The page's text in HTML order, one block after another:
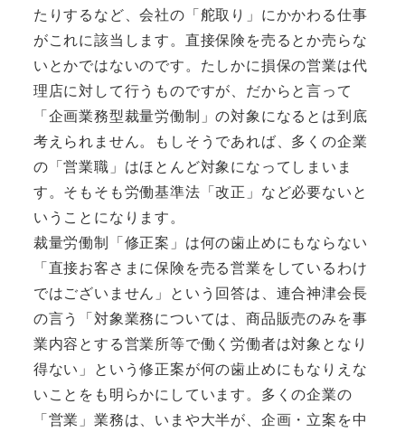
たりするなど、会社の「舵取り」にかかわる仕事
がこれに該当します。直接保険を売るとか売らな
いとかではないのです。たしかに損保の営業は代
理店に対して行うものですが、だからと言って
「企画業務型裁量労働制」の対象になるとは到底
考えられません。もしそうであれば、多くの企業
の「営業職」はほとんど対象になってしまいま
す。そもそも労働基準法「改正」など必要ないと
いうことになります。
裁量労働制「修正案」は何の歯止めにもならない
「直接お客さまに保険を売る営業をしているわけ
ではございません」という回答は、連合神津会長
の言う「対象業務については、商品販売のみを事
業内容とする営業所等で働く労働者は対象となり
得ない」という修正案が何の歯止めにもなりえな
いことをも明らかにしています。多くの企業の
「営業」業務は、いまや大半が、企画・立案を中